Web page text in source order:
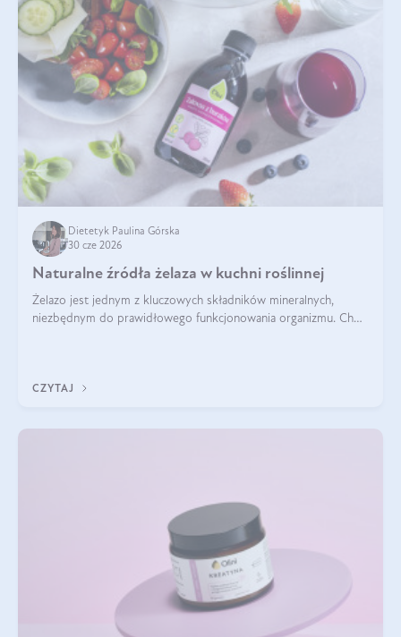
Dietetyk Paulina Górska
30 cze 2026
Naturalne źródła żelaza w kuchni roślinnej
Żelazo jest jednym z kluczowych składników mineralnych,
niezbędnym do prawidłowego funkcjonowania organizmu. Choć
CZYTAJ